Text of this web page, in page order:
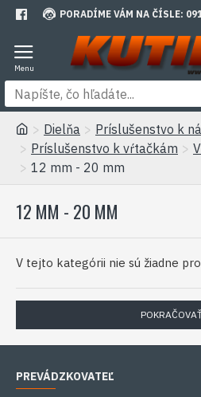
PORADÍME VÁM NA ČÍSLE:
Dielňa
Príslušenstvo k
Príslušenstvo k vŕtačkám
12 mm - 20 mm
12 MM - 20 MM
V tejto kategórii nie sú žiadne
PREVÁDZKOVATEĽ